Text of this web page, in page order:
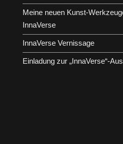
Meine neuen Kunst-
InnaVerse
InnaVerse Vernissage
Einladung zur „InnaVerse“-